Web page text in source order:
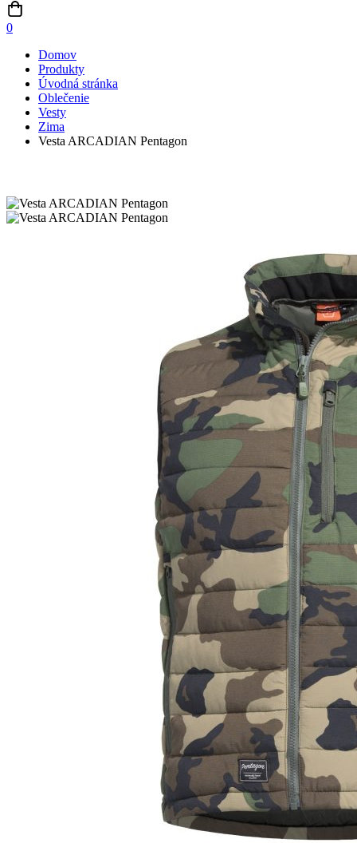
0
Domov
Produkty
Úvodná stránka
Oblečenie
Vesty
Zima
Vesta ARCADIAN Pentagon